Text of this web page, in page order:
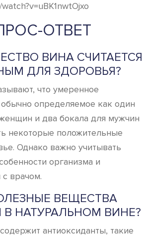
ОТВЕТ
ВИНА СЧИТАЕТСЯ
ДЛЯ ЗДОРОВЬЯ?
что умеренное
определяемое как один
и два бокала для мужчин
некоторые положительные
Однако важно учитывать
организма и
с врачом.
ВЕЩЕСТВА
НАТУРАЛЬНОМ ВИНЕ?
антиоксиданты, такие